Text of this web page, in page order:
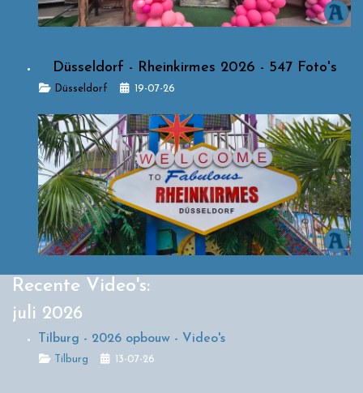
Düsseldorf - Rheinkirmes 2026 - 547 Foto's
DetailsDüsseldorf 19-07-26
Recente Video's:
juli 2026
Tilburg - 2026 opbouw - Video's
Details
Tilburg 13-07-26